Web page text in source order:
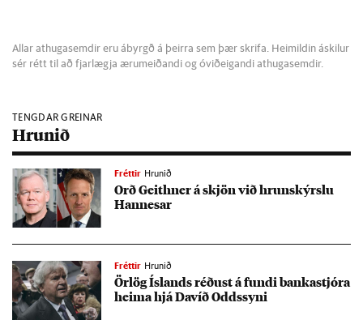
Allar athugasemdir eru ábyrgð á þeirra sem þær skrifa. Heimildin áskilur
sér rétt til að fjarlægja ærumeiðandi og óviðeigandi athugasemdir.
TENGDAR GREINAR
Hrunið
Fréttir Hrunið
Orð Geit­hner á skjön við hrun­skýrslu
Hann­es­ar
Fréttir Hrunið
Ör­lög Ís­lands réð­ust á fundi banka­stjóra
heima hjá Dav­íð Odds­syni